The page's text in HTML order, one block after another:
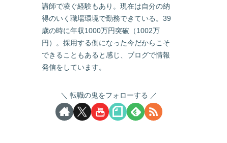
講師で凌ぐ経験もあり。現在は自分の納
得のいく職場環境で勤務できている。39
歳の時に年収1000万円突破（1002万
円）。採用する側になった今だからこそ
できることもあると感じ、ブログで情報
発信をしています。
転職の鬼をフォローする